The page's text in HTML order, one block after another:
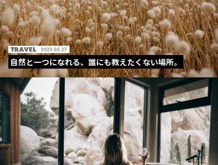
TRAVEL 2020.05.27
自然と一つになれる、誰にも教えたくない場所。